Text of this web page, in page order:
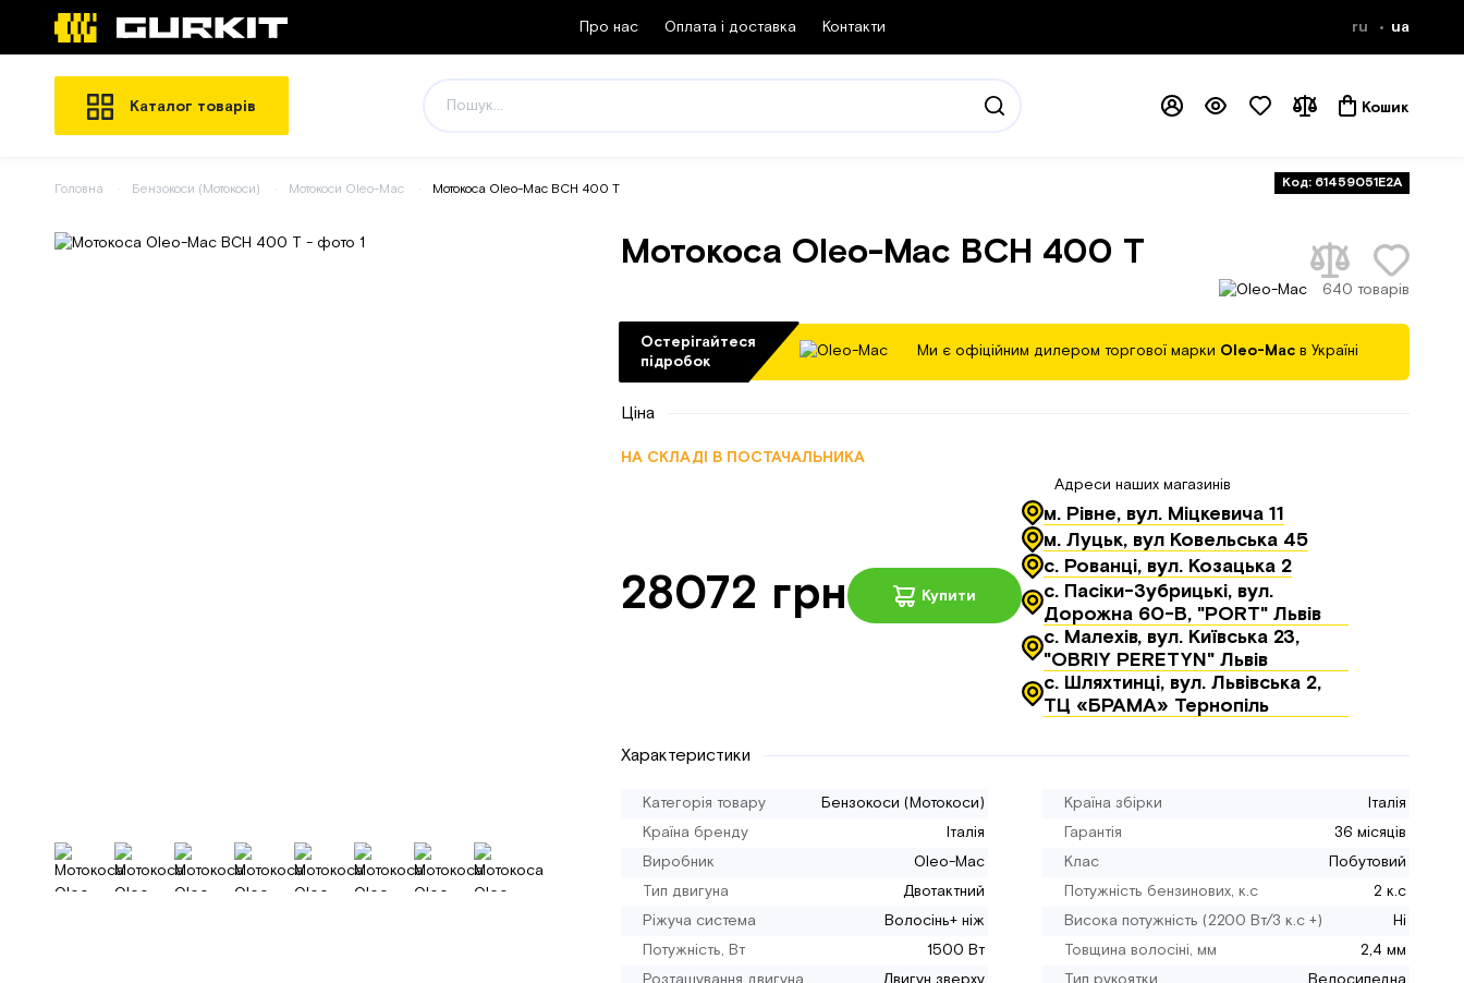
Про нас Оплата і доставка Контакти ru ua
Каталог товарів Кошик
Головна Бензокоси (Мотокоси) Мотокоси Oleo-Mac Мотокоса Oleo-Mac BCH 400 T Код: 61459051E2A
Мотокоса Oleo-Mac BCH 400 T
640 товарів
Ціна
НА СКЛАДІ В ПОСТАЧАЛЬНИКА
28072 грн Купити
Адреси наших магазинів
м. Рівне, вул. Міцкевича 11
м. Луцьк, вул Ковельська 45
с. Рованці, вул. Козацька 2
с. Пасіки-Зубрицькі, вул.
Дорожна 60-В, "PORT" Львів
с. Малехів, вул. Київська 23,
"OBRIY PERETYN" Львів
с. Шляхтинці, вул. Львівська 2,
ТЦ «БРАМА» Тернопіль
Характеристики
Категорія товару Бензокоси (Мотокоси) Країна збірки
Італія
Країна бренду
Італія Гарантія
36 місяців
Виробник
Oleo-Mac Клас
Побутовий
Тип двигуна
Двотактний Потужність бензинових, к.с
2 к.c
Ріжуча система
Волосінь+ ніж Висока потужність (2200 Вт/3 к.с +)
Ні
Потужність, Вт
1500 Вт Товщина волосіні, мм
2,4 мм
Остерігайтеся
підробок
Ми є офіційним дилером торгової марки Oleo-Macв Україні